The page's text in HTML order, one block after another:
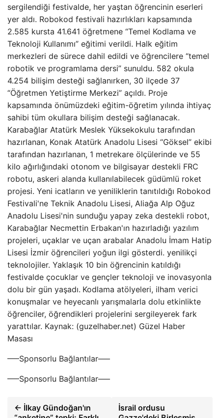
sergilendiği festivalde, her yaştan öğrencinin eserleri
yer aldı. Robokod festivali hazırlıkları kapsamında
2.585 kursta 41.641 öğretmene “Temel Kodlama ve
Teknoloji Kullanımı” eğitimi verildi. Halk eğitim
merkezleri de sürece dahil edildi ve öğrencilere “temel
robotik ve programlama dersi” sunuldu. 582 okula
4.254 bilişim desteği sağlanırken, 30 ilçede 37
“Öğretmen Yetiştirme Merkezi” açıldı. Proje
kapsamında önümüzdeki eğitim-öğretim yılında ihtiyaç
sahibi tüm okullara bilişim desteği sağlanacak.
Karabağlar Atatürk Meslek Yüksekokulu tarafından
hazırlanan, Konak Atatürk Anadolu Lisesi “Göksel” ekibi
tarafından hazırlanan, 1 metrekare ölçülerinde ve 55
kilo ağırlığındaki otonom ve bilgisayar destekli FRC
robotu, askeri alanda kullanılabilecek güdümlü roket
projesi. Yeni icatların ve yeniliklerin tanıtıldığı Robokod
Festivali'ne Teknik Anadolu Lisesi, Aliağa Alp Oğuz
Anadolu Lisesi'nin sunduğu yapay zeka destekli robot,
Karabağlar Necmettin Erbakan'ın hazırladığı yazılım
projeleri, uçaklar ve uçan arabalar Anadolu İmam Hatip
Lisesi İzmir öğrencileri yoğun ilgi gösterdi. yenilikçi
teknolojiler. Yaklaşık 10 bin öğrencinin katıldığı
festivalde çocuklar ve gençler teknoloji ve inovasyonla
dolu bir gün yaşadı. Kodlama atölyeleri, ilham verici
konuşmalar ve heyecanlı yarışmalarla dolu etkinlikte
öğrenciler, öğrendikleri projelerini sergileyerek fark
yarattılar. Kaynak: (guzelhaber.net) Güzel Haber
Masası
—–Sponsorlu Bağlantılar—–
—–Sponsorlu Bağlantılar—–
← İlkay Gündoğan'ın
İsrail ordusu